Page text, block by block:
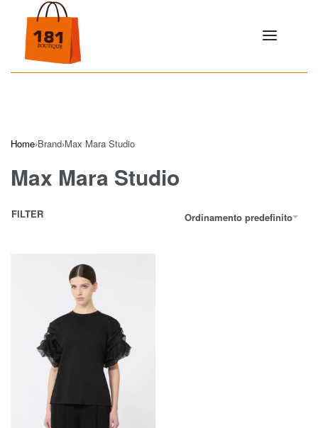
Home›Brand›Max Mara Studio
Max Mara Studio
Ordinamento predefinito
FILTER